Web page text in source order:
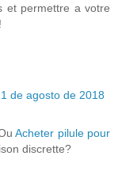
et permettre a votre
1 de agosto de 2018
Acheter pilule pour
discrette?